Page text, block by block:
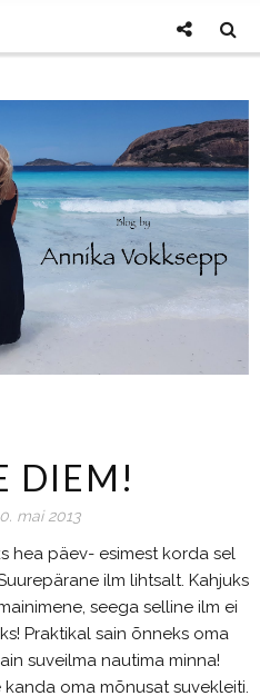
DIEM!
mai 2013
hea päev- esimest korda sel
ilm lihtsalt. Kahjuks
seega selline ilm ei
Praktikal sain õnneks oma
suveilma nautima minna!
oma mõnusat suvekleiti.